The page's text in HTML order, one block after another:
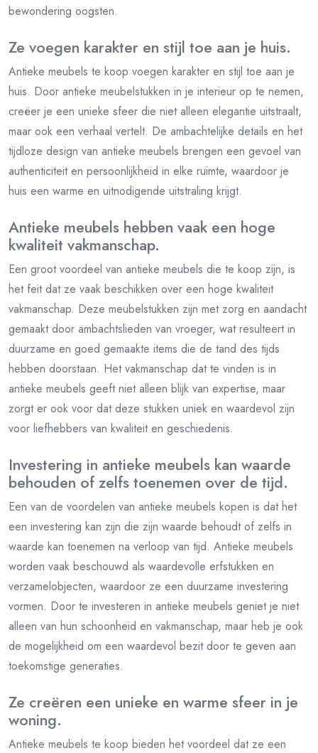
bewondering oogsten.
Ze voegen karakter en stijl toe aan je huis.
Antieke meubels te koop voegen karakter en stijl toe aan je
huis. Door antieke meubelstukken in je interieur op te nemen,
creëer je een unieke sfeer die niet alleen elegantie uitstraalt,
maar ook een verhaal vertelt. De ambachtelijke details en het
tijdloze design van antieke meubels brengen een gevoel van
authenticiteit en persoonlijkheid in elke ruimte, waardoor je
huis een warme en uitnodigende uitstraling krijgt.
Antieke meubels hebben vaak een hoge
kwaliteit vakmanschap.
Een groot voordeel van antieke meubels die te koop zijn, is
het feit dat ze vaak beschikken over een hoge kwaliteit
vakmanschap. Deze meubelstukken zijn met zorg en aandacht
gemaakt door ambachtslieden van vroeger, wat resulteert in
duurzame en goed gemaakte items die de tand des tijds
hebben doorstaan. Het vakmanschap dat te vinden is in
antieke meubels geeft niet alleen blijk van expertise, maar
zorgt er ook voor dat deze stukken uniek en waardevol zijn
voor liefhebbers van kwaliteit en geschiedenis.
Investering in antieke meubels kan waarde
behouden of zelfs toenemen over de tijd.
Een van de voordelen van antieke meubels kopen is dat het
een investering kan zijn die zijn waarde behoudt of zelfs in
waarde kan toenemen na verloop van tijd. Antieke meubels
worden vaak beschouwd als waardevolle erfstukken en
verzamelobjecten, waardoor ze een duurzame investering
vormen. Door te investeren in antieke meubels geniet je niet
alleen van hun schoonheid en vakmanschap, maar heb je ook
de mogelijkheid om een waardevol bezit door te geven aan
toekomstige generaties.
Ze creëren een unieke en warme sfeer in je
woning.
Antieke meubels te koop bieden het voordeel dat ze een